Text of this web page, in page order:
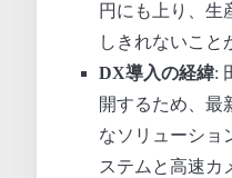
円にも上り、生
しきれないこと
DX導入の経緯:
開するため、最
なソリューショ
ステムと高速カ